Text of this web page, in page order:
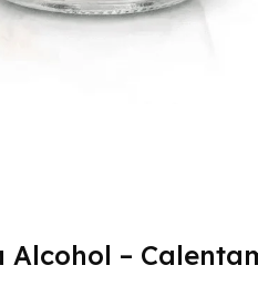
Alcohol –